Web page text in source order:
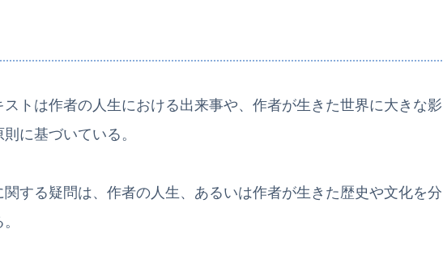
トは作者の人生における出来事や、作者が生きた世界に大きな影
に基づいている。
関する疑問は、作者の人生、あるいは作者が生きた歴史や文化を分